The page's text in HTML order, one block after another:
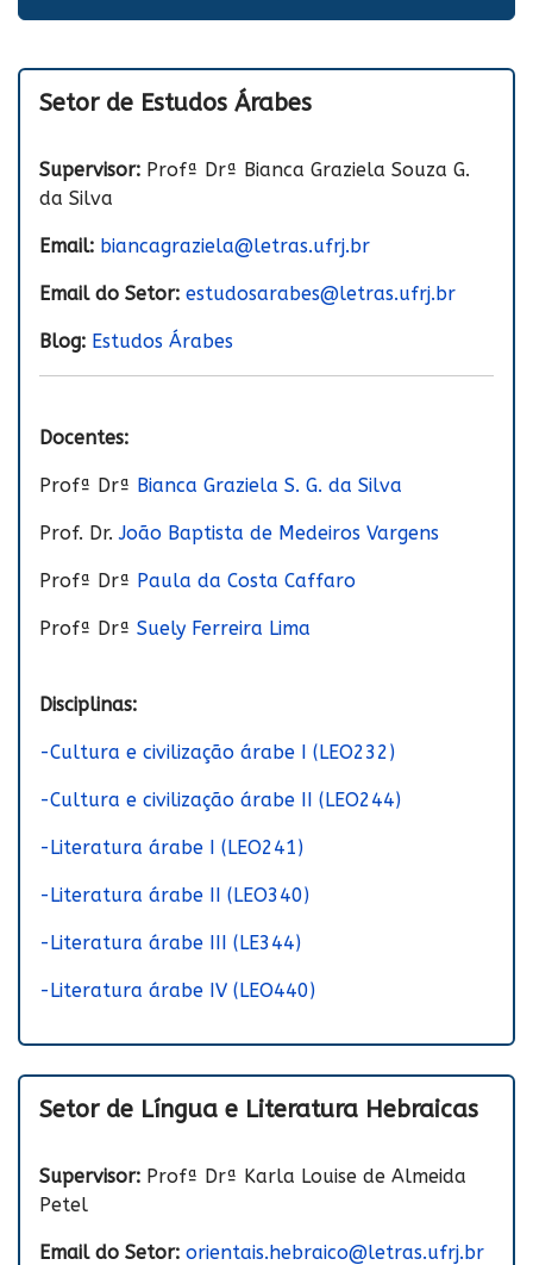
Setor de Estudos Árabes
Supervisor: Profª Drª Bianca Graziela Souza G.
da Silva
Email: biancagraziela@letras.ufrj.br
Email do Setor: estudosarabes@letras.ufrj.br
Blog: Estudos Árabes
Docentes:
Profª Drª Bianca Graziela S. G. da Silva
Prof. Dr.João Baptista de Medeiros Vargens
Profª Drª Paula da Costa Caffaro
Profª Drª Suely Ferreira Lima
Disciplinas:
-Cultura e civilização árabe I (LEO232)
-Cultura e civilização árabe II (LEO244)
-Literatura árabe I (LEO241)
-Literatura árabe II (LEO340)
-Literatura árabe III (LE344)
-Literatura árabe IV (LEO440)
Setor de Língua e Literatura Hebraicas
Supervisor: Profª Drª Karla Louise de Almeida
Petel
Email do Setor: orientais.hebraico@letras.ufrj.br